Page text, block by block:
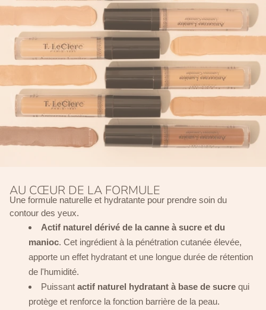
AU CŒUR DE LA FORMULE
Une formule naturelle et hydratante pour prendre soin du
contour des yeux.
Actif naturel dérivé de la canne à sucre et du
manioc. Cet ingrédient à la pénétration cutanée élevée,
apporte un effet hydratant et une longue durée de rétention
de l'humidité.
Puissant actif naturel hydratant à base de sucre qui
protège et renforce la fonction barrière de la peau.